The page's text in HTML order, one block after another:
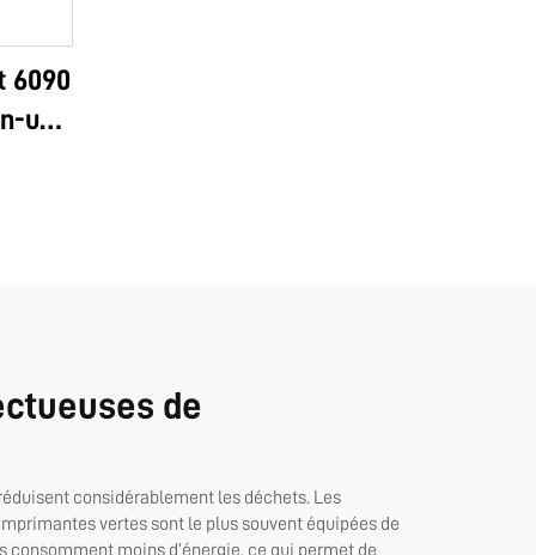
6090
un
de
considérablement les déchets. Les
vertes sont le plus souvent équipées de
moins d’énergie, ce qui permet de